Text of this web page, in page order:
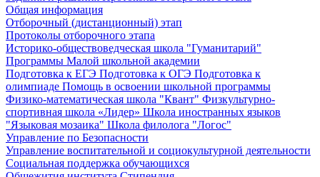
Общая информация
Отборочный (дистанционный) этап
Протоколы отборочного этапа
Историко-обществоведческая школа "Гуманитарий"
Программы Малой школьной академии
Подготовка к ЕГЭ Подготовка к ОГЭ Подготовка к
олимпиаде Помощь в освоении школьной программы
Физико-математическая школа "Квант" Физкультурно-
спортивная школа «Лидер» Школа иностранных языков
"Языковая мозаика" Школа филолога "Логос"
Управление по Безопасности
Управление воспитательной и социокультурной деятельности
Социальная поддержка обучающихся